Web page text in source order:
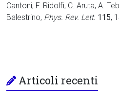
Cantoni, F. Ridolfi, C. Aruta, A.
Balestrino, Phys. Rev. Lett. 115,
Articoli recenti